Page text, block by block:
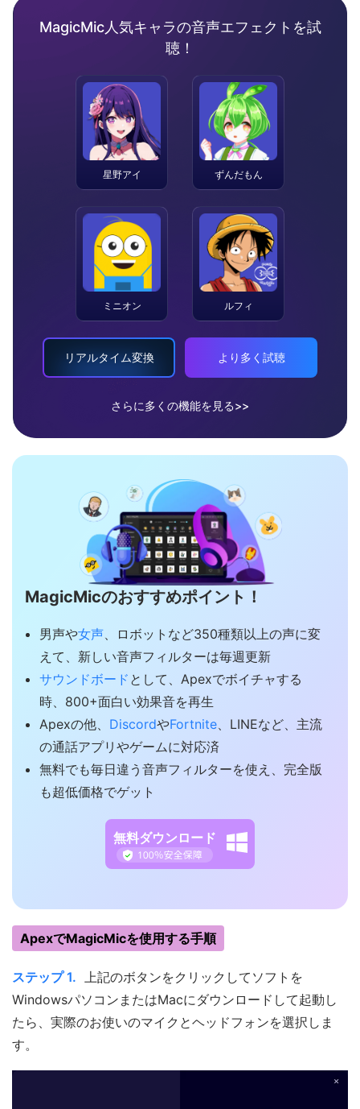
MagicMic人気キャラの音声エフェクトを試
聴！
星野アイ ずんだもん
ミニオン ルフィ
リアルタイム変換 より多く試聴
さらに多くの機能を見る>>
MagicMicのおすすめポイント！
男声や女声、ロボットなど350種類以上の声に変
えて、新しい音声フィルターは毎週更新
サウンドボード として、Apexでボイチャする
時、800+面白い効果音を再生
Apexの他、 DiscordやFortnite、LINEなど、主流
の通話アプリやゲームに対応済
無料でも毎日違う音声フィルターを使え、完全版
も超低価格でゲット
無料ダウンロード
ApexでMagicMicを使用する手順
ステップ 1. 上記のボタンをクリックしてソフトを
WindowsパソコンまたはMacにダウンロードして起動し
たら、実際のお使いのマイクとヘッドフォンを選択しま
す。